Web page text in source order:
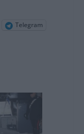
Telegram